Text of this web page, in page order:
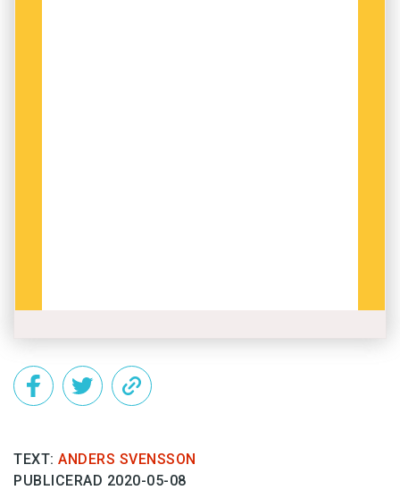
TEXT: ANDERS SVENSSON
PUBLICERAD 2020-05-08